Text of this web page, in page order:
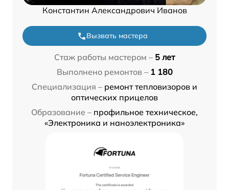
Константин Александрович Иванов
Вызвать мастера
Стаж работы мастером – 5 лет
Выполнено ремонтов – 1 180
Специализация – ремонт тепловизоров и
оптических прицелов
Образование – профильное техническое,
«Электроника и наноэлектроника»